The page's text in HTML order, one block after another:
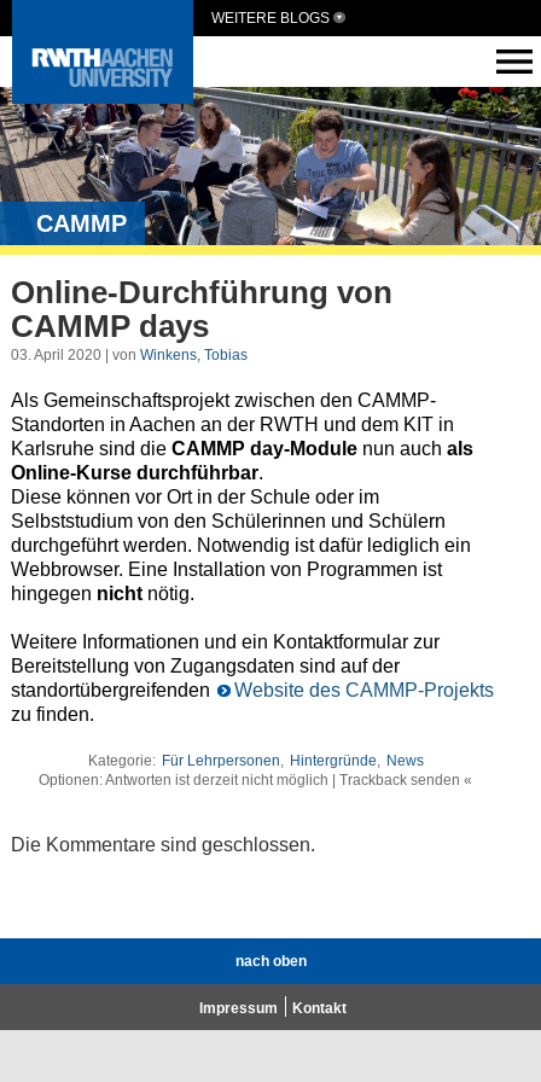
WEITERE BLOGS
CAMMP
Online-Durchführung von
CAMMP days
03. April 2020 | von Winkens, Tobias
Als Gemeinschaftsprojekt zwischen den CAMMP-
Standorten in Aachen an der RWTH und dem KIT in
Karlsruhe sind die CAMMP day-Modulenun auch als
Online-Kurse durchführbar.
Diese können vor Ort in der Schule oder im
Selbststudium von den Schülerinnen und Schülern
durchgeführt werden. Notwendig ist dafür lediglich ein
Webbrowser. Eine Installation von Programmen ist
hingegen nichtnötig.
Weitere Informationen und ein Kontaktformular zur
Bereitstellung von Zugangsdaten sind auf der
standortübergreifenden
Website des CAMMP-Projekts
zu finden.
Kategorie: Für Lehrpersonen, Hintergründe, News
Optionen: Antworten ist derzeit nicht möglich | Trackback senden «
Die Kommentare sind geschlossen.
nach oben
Impressum Kontakt